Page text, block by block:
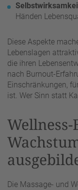
Händen
Diese Aspekte
Lebenslagen
die ihren
nach Burnout-
Einschränkungen,
ist. Wer Sinn statt
Die Massage- und